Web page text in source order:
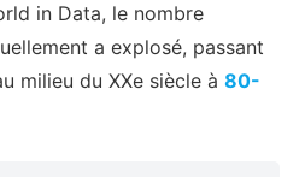
in Data, le nombre
a explosé, passant
milieu du XXe siècle à 80-